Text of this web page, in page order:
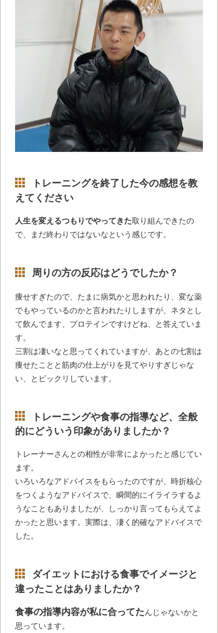
トレーニングを終了した今の感想を教
えてください
人生を変えるつもりでやってきた取り組んできたの
で、まだ終わりではないなという感じです。
周りの方の反応はどうでしたか？
痩せすぎたので、たまに病気かと思われたり、変な薬
でもやっているのかと言われたりしますが、ネタとし
て飲んでます、プロテインですけどね、と答えていま
す。
三割は凄いなと思ってくれていますが、あとの七割は
痩せたことと筋肉の仕上がりを見てやりすぎじゃな
い、とビックリしています。
トレーニングや食事の指導など、全般
的にどういう印象がありましたか？
トレーナーさんとの相性が非常によかった と感じてい
ます。
いろいろなアドバイスをもらったのですが、時折核心
をつくようなアドバイスで、瞬間的にイライラするよ
うなこともありましたが、しっかり言ってもらえてよ
かったと思います。実際は、凄く的確なアドバイスで
した。
ダイエットにおける食事でイメージと
違ったことはありましたか？
食事の指導内容が私に合ってたんじゃないかと
思っています。